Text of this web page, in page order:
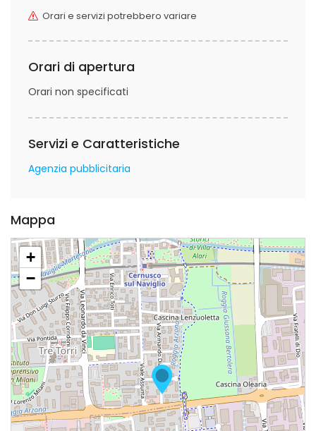
Orari e servizi potrebbero variare
Orari di apertura
Orari non specificati
Servizi e Caratteristiche
Agenzia pubblicitaria
Mappa
+
−